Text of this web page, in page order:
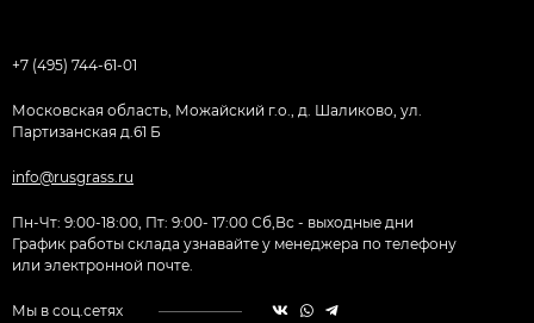
+7 (495) 744-61-01
Московская область, Можайский г.о., д. Шаликово, ул.
Партизанская д.61 Б
info@rusgrass.ru
Пн-Чт: 9:00-18:00, Пт: 9:00- 17:00 Сб,Вс - выходные дни
График работы склада узнавайте у менеджера по телефону
или электронной почте.
Мы в соц.сетях